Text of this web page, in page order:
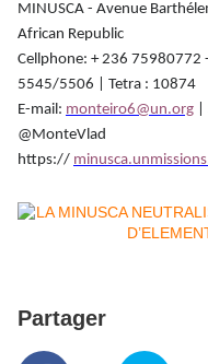
MINUSCA - Avenue
African Republic
Cellphone: + 236
5545/5506 | Tetra : 10874
E-mail: monteiro6@un.org
@MonteVlad
https://
Partager